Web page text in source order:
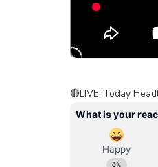
🔴LIVE: Today